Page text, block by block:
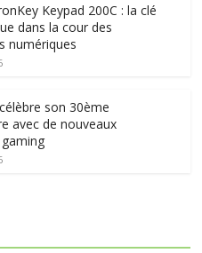
Keypad 200C : la clé
dans la cour des
numériques
son 30ème
avec de nouveaux